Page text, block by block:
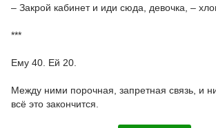
– Закрой кабинет и иди сюда, девочка, –
***
Ему 40. Ей 20.
Между ними порочная, запретная связь, и
всё это закончится.